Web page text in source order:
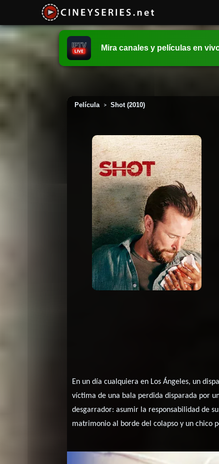
Mira canales y películas en
Película > Shot (2010)
En un día cualquiera en Los Ángeles, un
víctima de una bala perdida disparada por
desgarrador: asumir la responsabilidad de
matrimonio al borde del colapso y un chico